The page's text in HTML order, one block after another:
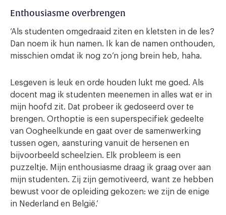
Enthousiasme overbrengen
‘Als studenten omgedraaid ziten en kletsten in de les?
Dan noem ik hun namen. Ik kan de namen onthouden,
misschien omdat ik nog zo’n jong brein heb, haha.
Lesgeven is leuk en orde houden lukt me goed. Als
docent mag ik studenten meenemen in alles wat er in
mijn hoofd zit. Dat probeer ik gedoseerd over te
brengen. Orthoptie is een superspecifiek gedeelte
van Oogheelkunde en gaat over de samenwerking
tussen ogen, aansturing vanuit de hersenen en
bijvoorbeeld scheelzien. Elk probleem is een
puzzeltje. Mijn enthousiasme draag ik graag over aan
mijn studenten. Zij zijn gemotiveerd, want ze hebben
bewust voor de opleiding gekozen: we zijn de enige
in Nederland en België.’